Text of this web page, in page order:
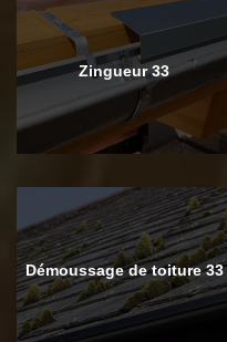
Zingueur 33
Démoussage de toiture 33